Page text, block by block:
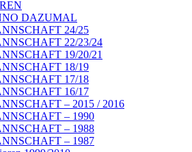
DAZUMAL
24/25
22/23/24
19/20/21
18/19
17/18
16/17
– 2015 / 2016
– 1990
– 1988
– 1987